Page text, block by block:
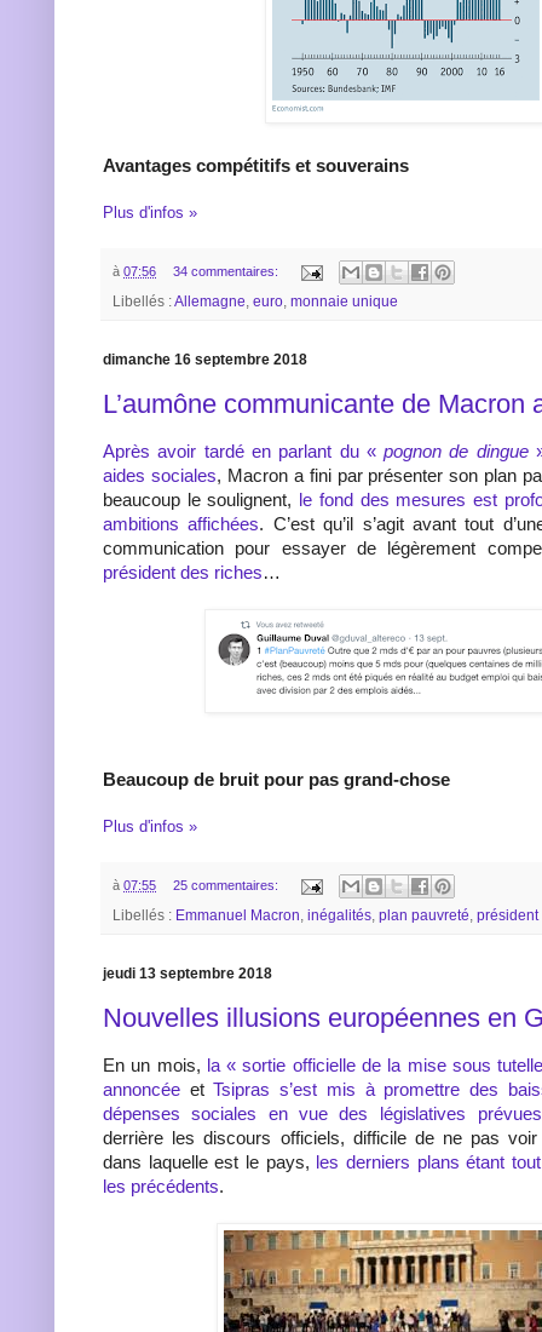
Avantages compétitifs et souverains
Plus d'infos »
à 07:56 34 commentaires:
Libellés :Allemagne, euro, monnaie unique
dimanche 16 septembre 2018
L’aumône communicante de Macron
Après avoir tardé en parlant du «pognon de dingue
aides sociales, Macron a fini par présenter son plan
beaucoup le soulignent,
le fond des mesures est
ambitions affichées. C’est qu’il s’agit avant tout
communication pour essayer de légèrement
président des riches…
Beaucoup de bruit pour pas grand-chose
Plus d'infos »
à 07:55 25 commentaires:
Libellés : Emmanuel Macron, inégalités, plan pauvreté, président
jeudi 13 septembre 2018
Nouvelles illusions européennes en
En un mois, la « sortie officielle de la mise sous
annoncée etTsipras s’est mis à promettre des
dépenses sociales en vue des législatives
derrière les discours officiels, difficile de ne pas
dans laquelle est le pays, les derniers plans étant
les précédents.